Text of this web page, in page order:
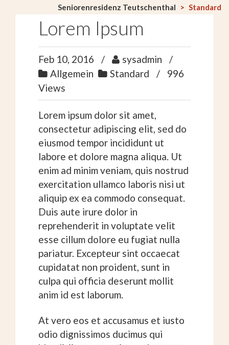
Seniorenresidenz Teutschenthal > Standard
Lorem Ipsum
Feb 10, 2016
sysadmin
Allgemein
Standard
996
Views
Lorem ipsum dolor sit amet,
consectetur adipiscing elit, sed do
eiusmod tempor incididunt ut
labore et dolore magna aliqua. Ut
enim ad minim veniam, quis nostrud
exercitation ullamco laboris nisi ut
aliquip ex ea commodo consequat.
Duis aute irure dolor in
reprehenderit in voluptate velit
esse cillum dolore eu fugiat nulla
pariatur. Excepteur sint occaecat
cupidatat non proident, sunt in
culpa qui officia deserunt mollit
anim id est laborum.
At vero eos et accusamus et iusto
odio dignissimos ducimus qui